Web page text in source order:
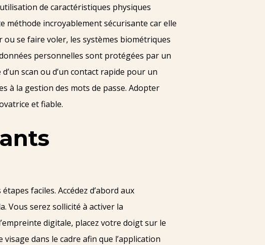
de caractéristiques physiques
méthode incroyablement sécurisante car elle
se faire voler, les systèmes biométriques
personnelles sont protégées par un
scan ou d’un contact rapide pour un
à la gestion des mots de passe. Adopter
et fiable.
faciles. Accédez d’abord aux
Vous serez sollicité à activer la
digitale, placez votre doigt sur le
dans le cadre afin que l’application